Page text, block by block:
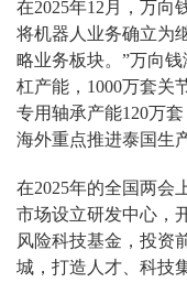
在2025年12月，万向
将机器人业务确立为
略业务板块。”万向
杠产能，1000万套关
专用轴承产能120万
海外重点推进泰国生
在2025年的全国两会
市场设立研发中心，
风险科技基金，投资
城，打造人才、科技